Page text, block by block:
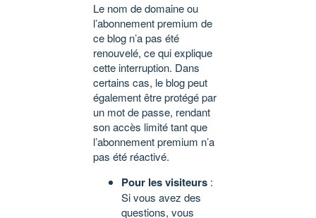
Le nom de domaine ou
l’abonnement premium de
ce blog n’a pas été
renouvelé, ce qui explique
cette interruption. Dans
certains cas, le blog peut
également être protégé par
un mot de passe, rendant
son accès limité tant que
l’abonnement premium n’a
pas été réactivé.
Pour les visiteurs :
Si vous avez des
questions, vous